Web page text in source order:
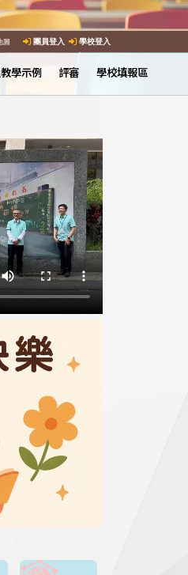
圖 團員登入 學校登入
學示例 評審 學校填報區